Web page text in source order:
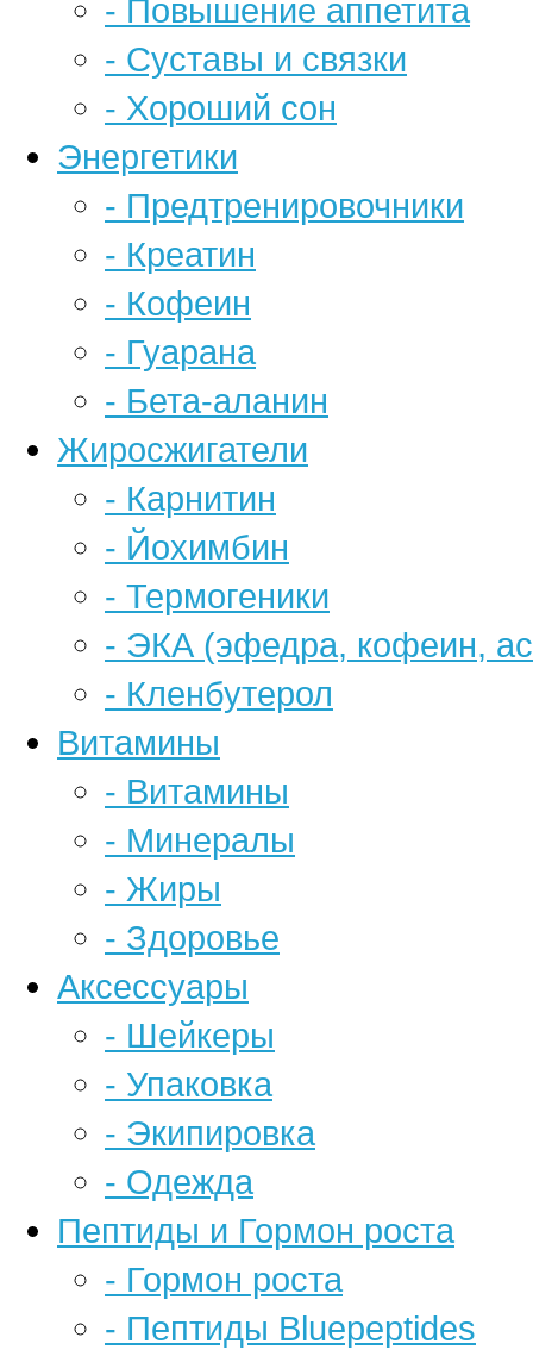
- Повышение аппетита
- Суставы и связки
- Хороший сон
Энергетики
- Предтренировочники
- Креатин
- Кофеин
- Гуарана
- Бета-аланин
Жиросжигатели
- Карнитин
- Йохимбин
- Термогеники
- ЭКА (эфедра, кофеин,
- Кленбутерол
Витамины
- Витамины
- Минералы
- Жиры
- Здоровье
Аксессуары
- Шейкеры
- Упаковка
- Экипировка
- Одежда
Пептиды и Гормон роста
- Гормон роста
- Пептиды Bluepeptides